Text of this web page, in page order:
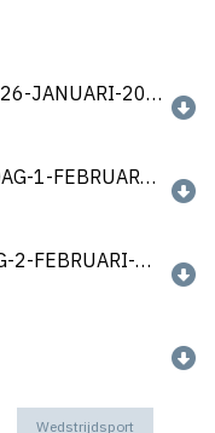
UITSLAGEN-NK-ZONDAG-26-JANUARI-2020.docx
PROGRAMMA-NK-ZATERDAG-1-FEBRUARI-2020_200126_161416.docx
PROGRAMMA-NK-ZONDAG-2-FEBRUARI-2020-1.docx
Wedstrijdsport